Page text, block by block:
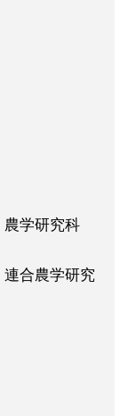
農学研究科
連合農学研究